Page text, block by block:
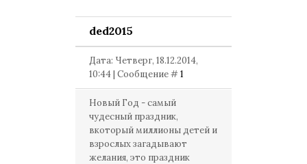
ded2015
Дата: Четверг, 18.12.2014,
10:44 | Сообщение #1
Новый Год - самый
чудесный праздник,
вкоторый миллионы детей и
взрослых загадывают
желания, это праздник